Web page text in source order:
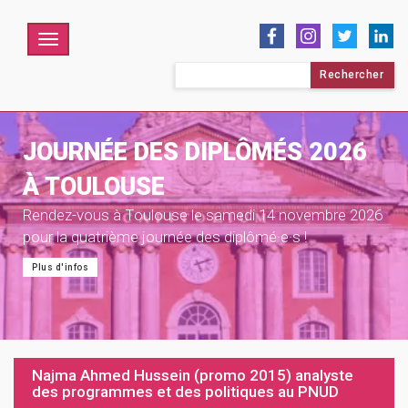
Menu
JOURNÉE DES DIPLÔMÉS 2026
À TOULOUSE
Rendez-vous à Toulouse le samedi 14 novembre 2026
pour la quatrième journée des diplômé·e·s !
Plus d'infos
Najma Ahmed Hussein (promo 2015) analyste
des programmes et des politiques au PNUD